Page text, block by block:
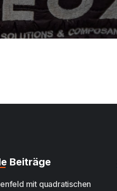
Beiträge
mit quadratischen